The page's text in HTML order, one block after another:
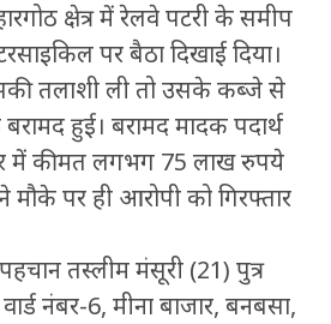
क्षेत्र में रेलवे पटरी के समीप
पर बैठा दिखाई दिया।
तलाशी ली तो उसके कब्जे से
हुई। बरामद मादक पदार्थ
में कीमत लगभग 75 लाख रुपये
पर ही आरोपी को गिरफ्तार
तस्लीम मंसूरी (21) पुत्र
नंबर-6, मीना बाजार, बनबसा,